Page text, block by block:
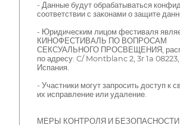
- Данные будут обрабатываться
соответствии с законами о защите
- Юридическим лицом фестиваля
КИНОФЕСТИВАЛЬ ПО ВОПРОСАМ
СЕКСУАЛЬНОГО ПРОСВЕЩЕНИЯ,
по адресу: C/ Montblanc 2, 3r 1a 08223,
Испания.
- Участники могут запросить доступ к
их исправление или удаление.
МЕРЫ КОНТРОЛЯ И БЕЗОПАСНОСТИ